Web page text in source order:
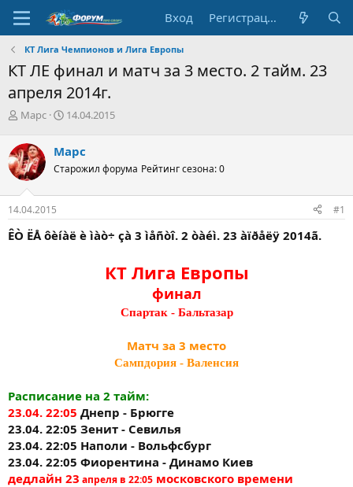
Вход Регистрация
КТ Лига Чемпионов и Лига Европы
КТ ЛЕ финал и матч за 3 место. 2 тайм. 23
апреля 2014г.
А
т
о
р
т
е
м
ы
Марс
Д
а
н
ч
л
а
14.04.2015
Марс
Старожил форума Рейтинг сезона: 0
14.04.2015 #1
ÊÒ ËÅ ôèíàë è ìàò÷ çà 3 ìåñòî. 2 òàéì. 23 àïðåëÿ 2014ã.
КТ Лига Европы
финал
Спартак - Бальтазар
Матч за 3 место
Сампдория - Валенсия
Расписание на 2 тайм:
23.04. 22:05 Днепр - Брюгге
23.04. 22:05 Зенит - Севилья
23.04. 22:05 Наполи - Вольфсбург
23.04. 22:05 Фиорентина - Динамо Киев
дедлайн 23 апреля в 22:05 московского времени